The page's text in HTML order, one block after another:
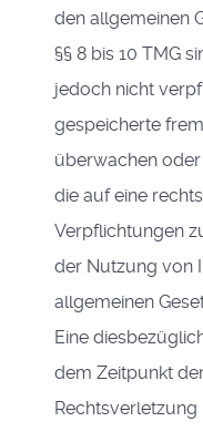
den allgemeinen
§§ 8 bis 10 TMG
jedoch nicht
gespeicherte
überwachen
die auf eine
Verpflichtungen
der Nutzung von
allgemeinen
Eine
dem Zeitpunkt